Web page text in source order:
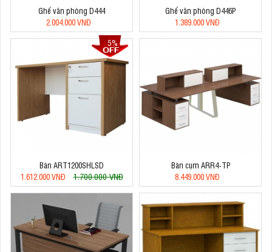
Ghế văn phòng D444
2.004.000 VNĐ
Ghế văn phòng D446P
1.389.000 VNĐ
5%
Bàn ART1200SHLSD
1.612.000 VNĐ
1.700.000 VNĐ
Bàn cụm ARR4-TP
8.449.000 VNĐ